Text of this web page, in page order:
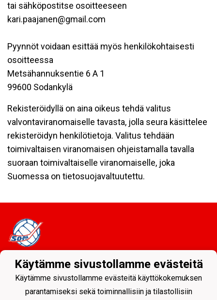
tai sähköpostitse osoitteeseen
kari.paajanen@gmail.com
Pyynnöt voidaan esittää myös henkilökohtaisesti
osoitteessa
Metsähannuksentie 6 A 1
99600 Sodankylä
Rekisteröidyllä on aina oikeus tehdä valitus
valvontaviranomaiselle tavasta, jolla seura käsittelee
rekisteröidyn henkilötietoja. Valitus tehdään
toimivaltaisen viranomaisen ohjeistamalla tavalla
suoraan toimivaltaiselle viranomaiselle, joka
Suomessa on tietosuojavaltuutettu.
Tietosuojaseloste
Sodankylän Pallo ry - Nuorissa on tulevaisuus
Käytämme sivustollamme evästeitä
Käytämme sivustollamme evästeitä käyttökokemuksen
parantamiseksi sekä toiminnallisiin ja tilastollisiin